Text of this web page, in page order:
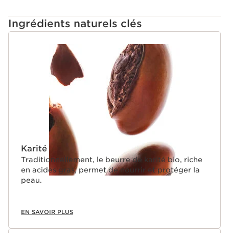
Ingrédients naturels clés
ALLER AU CONTENU
Karité
Traditionnellement, le beurre de karité bio, riche
en acides gras, permet de nourrir et protéger la
peau.
EN SAVOIR PLUS